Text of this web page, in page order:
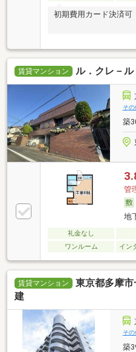
初期費用カード決済可
賃貸マンション ル．クレ－
そ
築
管
地
礼金なし
ワンルーム
イン
賃貸マンション
東京都多摩
建
そ
築